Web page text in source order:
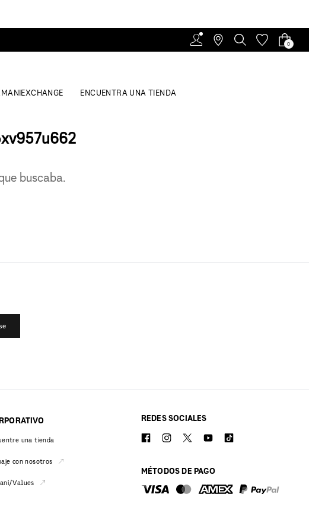
0
ENCUENTRA UNA TIENDA
buscaba.
una tienda
con nosotros
Values
REDES SOCIALES
MÉTODOS DE PAGO